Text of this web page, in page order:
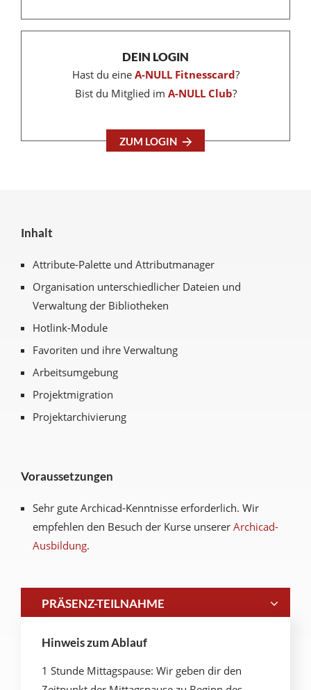
DEIN LOGIN
Hast du eine A-NULL Fitnesscard?
Bist du Mitglied im A-NULL Club?
ZUM LOGIN
Inhalt
Attribute-Palette und Attributmanager
Organisation unterschiedlicher Dateien und
Verwaltung der Bibliotheken
Hotlink-Module
Favoriten und ihre Verwaltung
Arbeitsumgebung
Projektmigration
Projektarchivierung
Voraussetzungen
Sehr gute Archicad-Kenntnisse erforderlich. Wir
empfehlen den Besuch der Kurse unserer Archicad-
Ausbildung.
PRÄSENZ-TEILNAHME
Hinweis zum Ablauf
1 Stunde Mittagspause: Wir geben dir den